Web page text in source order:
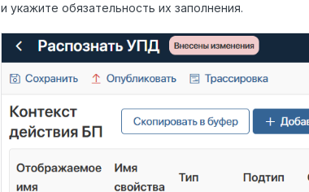
и укажите обязательность их заполнения.